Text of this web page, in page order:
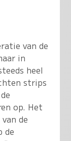
van de
in
heel
strips
op. Het
de
de